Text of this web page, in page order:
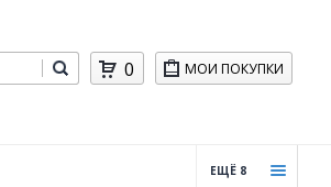
МОИ ПОКУПКИ
0
ЕЩЁ 8